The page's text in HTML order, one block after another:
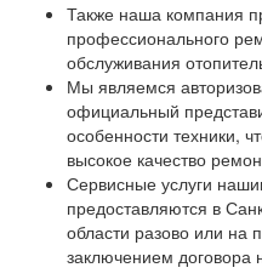
Также наша компания
профессионального
обслуживания
Мы являемся
официальный
особенности техники,
высокое качество
Сервисные услуги
предоставляются в
области разово или на
заключением договора